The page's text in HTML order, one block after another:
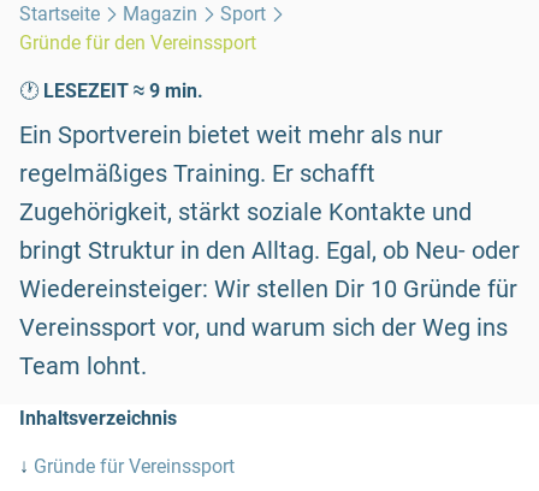
Startseite Magazin
Sport
Gründe für den Vereinssport
🕐 LESEZEIT ≈ 9 min.
Ein Sportverein bietet weit mehr als nur
regelmäßiges Training. Er schafft
Zugehörigkeit, stärkt soziale Kontakte und
bringt Struktur in den Alltag. Egal, ob Neu- oder
Wiedereinsteiger: Wir stellen Dir 10 Gründe für
Vereinssport vor, und warum sich der Weg ins
Team lohnt.
Inhaltsverzeichnis
↓ Gründe für Vereinssport